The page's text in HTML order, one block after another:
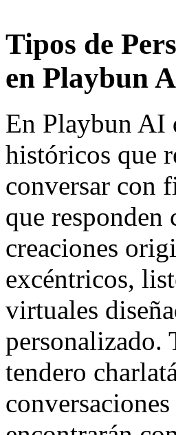
Tipos de
en Playbun
En Playbun AI
históricos que
conversar con
que
creaciones
excéntricos,
virtuales
personalizado.
tendero